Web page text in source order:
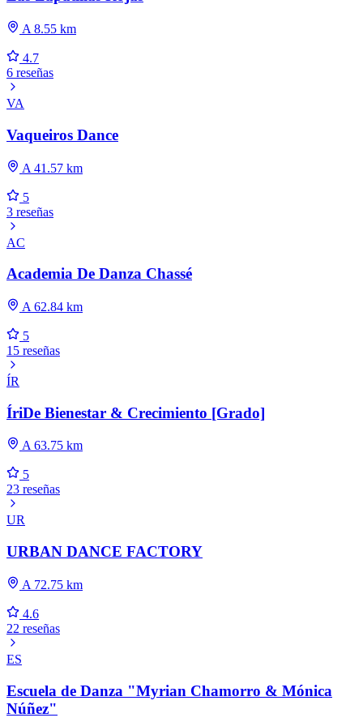
A 8.55 km
4.7
6 reseñas
VA
Vaqueiros Dance
A 41.57 km
5
3 reseñas
AC
Academia De Danza Chassé
A 62.84 km
5
15 reseñas
ÍR
ÍriDe Bienestar & Crecimiento [Grado]
A 63.75 km
5
23 reseñas
UR
URBAN DANCE FACTORY
A 72.75 km
4.6
22 reseñas
ES
Escuela de Danza "Myrian Chamorro & Mónica
Núñez"